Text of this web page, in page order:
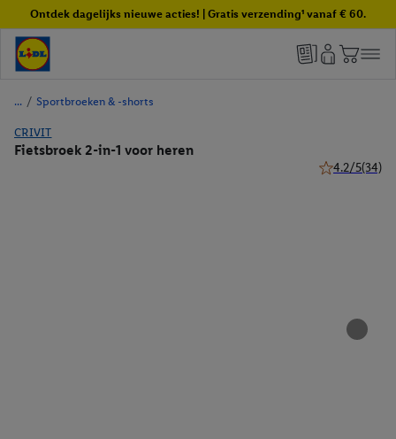
Ontdek dagelijks nieuwe acties! | Gratis verzending¹ vanaf € 60.
/ Sportbroeken & -shorts
CRIVIT
Fietsbroek 2-in-1 voor heren
4.2/5(34)